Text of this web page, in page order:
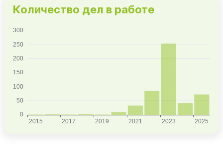
Количество дел в работе